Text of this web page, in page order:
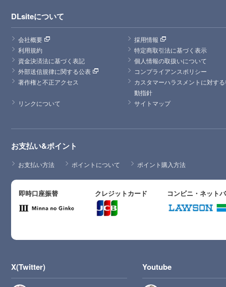
DLsiteについて
会社概要
採用情報
利用規約
特定商取引法に基づく表示
資金決済法に基づく表記
個人情報の取扱いについて
外部送信規律に関する公表
コンプライアンスポリシー
著作権と不正アクセス
カスタマーハラスメントに対す
動指針
リンクについて
サイトマップ
お支払い&ポイント
お支払い方法 ポイントについて ポイント購入方法
即時口座振替 クレジットカード コンビニ・ネット
X(Twitter) Youtube